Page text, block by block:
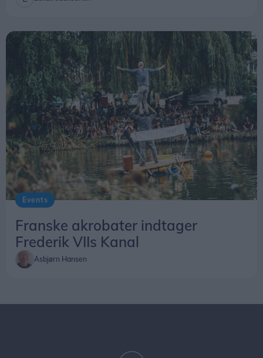
Events
Franske akrobater indtager
Frederik VIIs Kanal
Asbjørn Hansen